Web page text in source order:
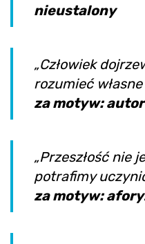
nieustalony
„Człowiek
rozumieć
za motyw:
„Przeszłość nie
potrafimy
za motyw: